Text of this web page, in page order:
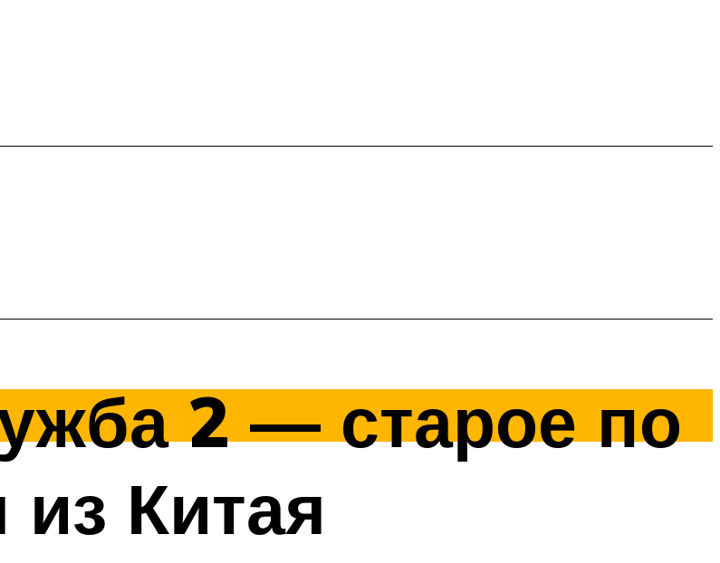
2 — старое по
Китая